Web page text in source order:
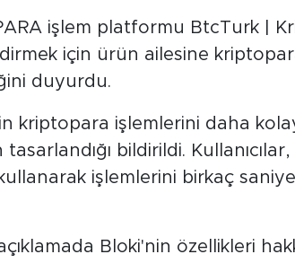
işlem platformu BtcTurk |
için ürün ailesine
duyurdu.
kriptopara işlemlerini daha
bildirildi.
işlemlerini birkaç
Bloki'nin özellikleri